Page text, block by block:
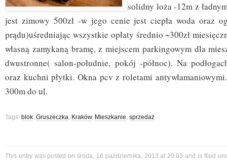
solidny loża -12m z
jest zimowy 500zł -w jego cenie jest ciepła woda oraz
prądu)uśredniając wszystkie opłaty średnio ~300zł
własną zamykaną bramę, z miejscem parkingowym dla
dwustronne( salon-południe, pokój -północ). Na
oraz kuchni płytki. Okna pcv z roletami
300m do ul.
Tags: blok, Gruszeczka, Kraków, Mieszkanie, sprzedaż
This entry was posted on środa, 16 października, 2013 at 20:03 and is filed